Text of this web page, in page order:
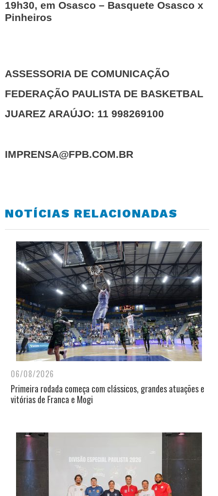
19h30, em Osasco – Basquete Osasco x
Pinheiros
ASSESSORIA DE COMUNICAÇÃO
FEDERAÇÃO PAULISTA DE BASKETBAL
JUAREZ ARAÚJO: 11 998269100
IMPRENSA@FPB.COM.BR
NOTÍCIAS RELACIONADAS
06/08/2026
Primeira rodada começa com clássicos, grandes atuações e
vitórias de Franca e Mogi